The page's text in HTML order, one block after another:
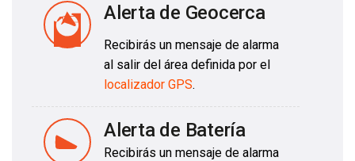
Alerta de Geocerca
Recibirás un mensaje de alarma
al salir del área definida por el
localizador GPS.
Alerta de Batería
Recibirás un mensaje de alarma